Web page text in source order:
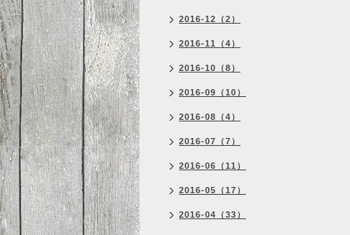
2016-12（2）
2016-11（4）
2016-10（8）
2016-09（10）
2016-08（4）
2016-07（7）
2016-06（11）
2016-05（17）
2016-04（33）